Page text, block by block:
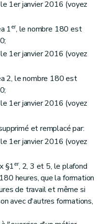
1er janvier 2016 (voyez
1er, le nombre 180 est
1er janvier 2016 (voyez
2, le nombre 180 est
1er janvier 2016 (voyez
et remplacé par:
1er janvier 2016 (voyez
§1er, 2, 3 et 5, le plafond
heures, que la formation
de travail et même si
avec d'autres formations,